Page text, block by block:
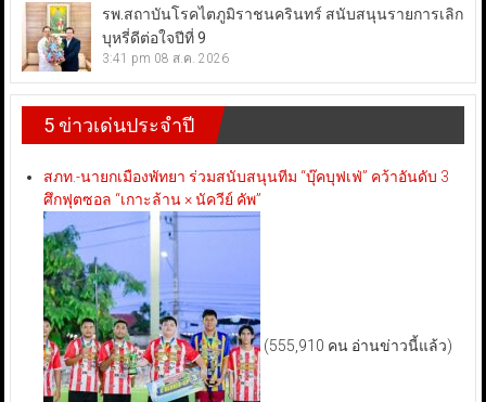
รพ.สถาบันโรคไตภูมิราชนครินทร์ สนับสนุนรายการเลิก
บุหรี่ดีต่อใจปีที่ 9
3:41 pm 08 ส.ค. 2026
5 ข่าวเด่นประจำปี
สภท.-นายกเมืองพัทยา ร่วมสนับสนุนทีม “บุ๊คบุฟเฟ่” คว้าอันดับ 3
ศึกฟุตซอล “เกาะล้าน × นัควีย์ คัพ”
(555,910 คน อ่านข่าวนี้แล้ว)